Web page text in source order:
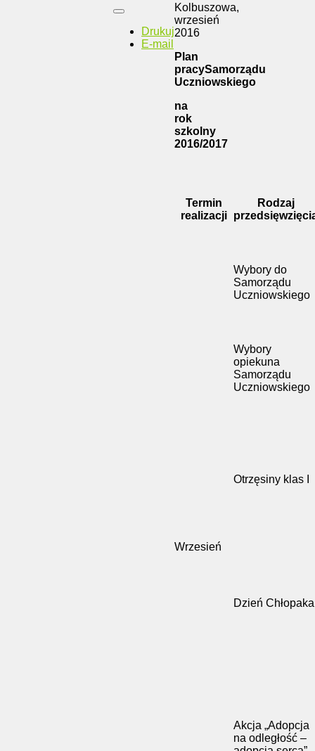
Drukuj
E-mail
Kolbuszowa,
wrzesień
2016
Plan
pracySamorządu
Uczniowskiego
na
rok
szkolny
2016/2017
Termin
realizacji
Rodzaj
Wrzesień
Wybory do
Samorządu
Uczniowskiego
Wybory
opiekuna
Samorządu
Uczniowskiego
Otrzęsiny klas I
Dzień Chłopaka
Akcja „Adopcja
na odległość –